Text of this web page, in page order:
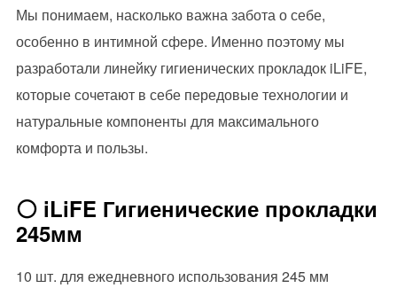
Мы понимаем, насколько важна забота о себе,
особенно в интимной сфере. Именно поэтому мы
разработали линейку гигиенических прокладок iLiFE,
которые сочетают в себе передовые технологии и
натуральные компоненты для максимального
комфорта и пользы.
⚪️ iLiFE Гигиенические прокладки
245мм
10 шт. для ежедневного использования 245 мм